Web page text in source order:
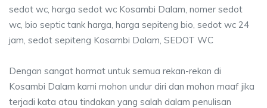
sedot wc, harga sedot wc Kosambi Dalam, nomer sedot
wc, bio septic tank harga, harga sepiteng bio, sedot wc 24
jam, sedot sepiteng Kosambi Dalam, SEDOT WC
Dengan sangat hormat untuk semua rekan-rekan di
Kosambi Dalam kami mohon undur diri dan mohon maaf jika
terjadi kata atau tindakan yang salah dalam penulisan